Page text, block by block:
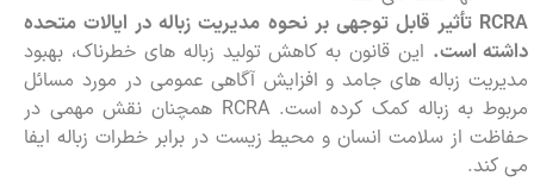
RCRA تأثیر قابل توجهی بر نحوه مدیریت زباله در ایالات متحده
داشته است. این قانون به کاهش تولید زباله های خطرناک، بهبود
مدیریت زباله های جامد و افزایش آگاهی عمومی در مورد مسائل
مربوط به زباله کمک کرده است. RCRA همچنان نقش مهمی در
حفاظت از سلامت انسان و محیط زیست در برابر خطرات زباله ایفا
می کند.